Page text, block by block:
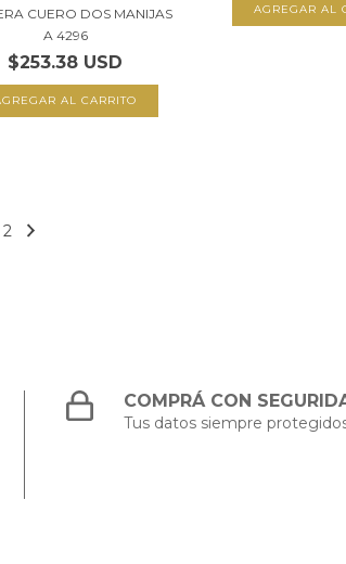
CUERO DOS MANIJAS
A 4296
$253.38 USD
AL CARRITO
AGREGAR AL
COMPRÁ CON
Tus datos siempre